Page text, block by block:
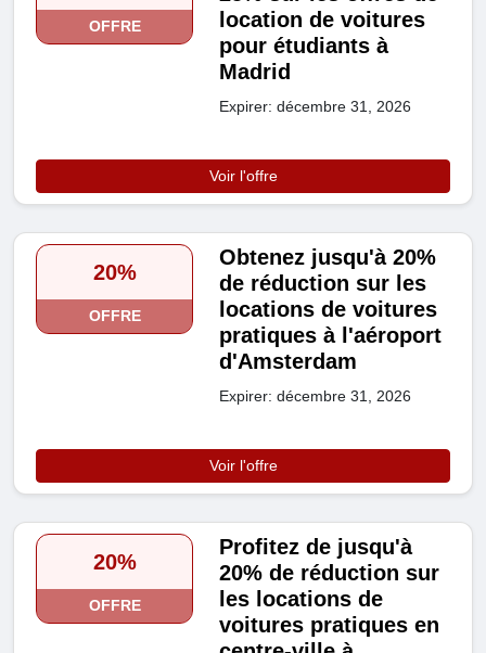
OFFRE
location de voitures
pour étudiants à
Madrid
Expirer: décembre 31, 2026
Voir l'offre
20%
OFFRE
Obtenez jusqu'à 20%
de réduction sur les
locations de voitures
pratiques à l'aéroport
d'Amsterdam
Expirer: décembre 31, 2026
Voir l'offre
20%
OFFRE
Profitez de jusqu'à
20% de réduction sur
les locations de
voitures pratiques en